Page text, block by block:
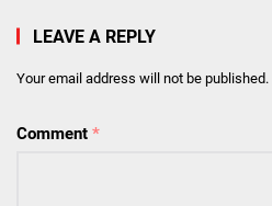
LEAVE A REPLY
Your email address will not be published.
Comment *